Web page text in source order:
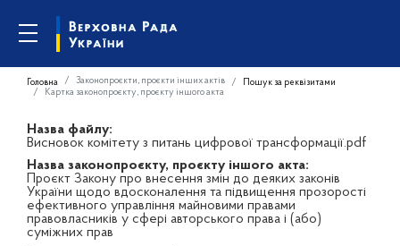
Головна Законопроєкти, проєкти інших актів
Пошук за реквізитами
Картка законопроєкту, проєкту іншого акта
Назва файлу:
Висновок комітету з питань цифрової трансформації.pdf
Назва законопроєкту, проєкту іншого акта:
Проєкт Закону про внесення змін до деяких законів
України щодо вдосконалення та підвищення прозорості
ефективного управління майновими правами
правовласників у сфері авторського права і (або)
суміжних прав